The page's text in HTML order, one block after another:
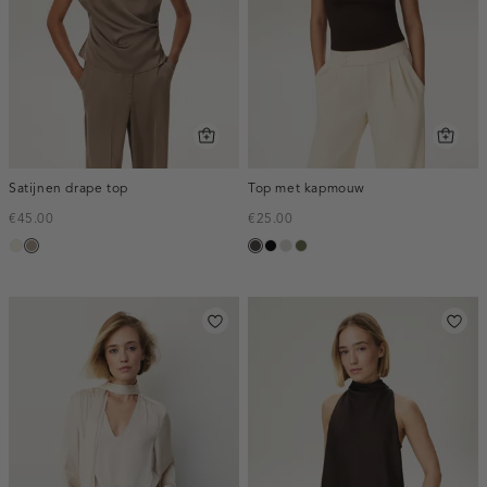
Satijnen drape top
€45.00
ecru
taupe,
Top met kapmouw
€25.00
chocozwarttaupe,
groen,